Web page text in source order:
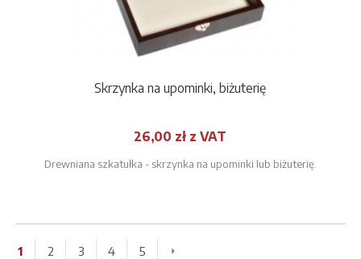
Skrzynka na upominki, biżuterię
26,00 zł z VAT
Drewniana szkatułka - skrzynka na upominki lub biżuterię.
1 2 3 4
5